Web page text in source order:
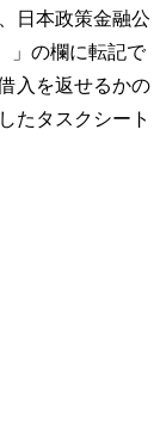
日本政策金融公
」の欄に転記で
入を返せるかの
たタスクシート